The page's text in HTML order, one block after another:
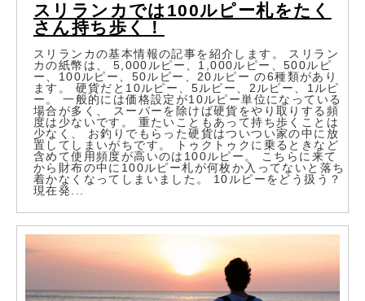
スリランカでは100ルピー札をたく
さん持ち歩く！
スリランカの基本情報の記事を紹介します。 スリラン
カの紙幣は、 5,000ルピー、1,000ルピー、500ルピ
ー、100ルピー、50ルピー、20ルピー の6種類があり
ます。 硬貨だと10ルピー、5ルピー、2ルピー、1ルピ
ー。 一般的には価格設定が10ルピー単位になっている
場合が多く、 スーパーを除けば硬貨をやり取りする頻
度は少ないです。 重たいこともあって持ち歩くことは
少なく、 お釣りでもらった硬貨はついつい家の中に放
置してしまいがちです。 トゥクトゥクに乗るときなど
含めて使用頻度が高いのは100ルピー。 こちらに来て
から財布の中に100ルピー札が何枚か入ってないと落ち
着かなくなってしまいました。 10ルピーをどう扱う？
現在発...